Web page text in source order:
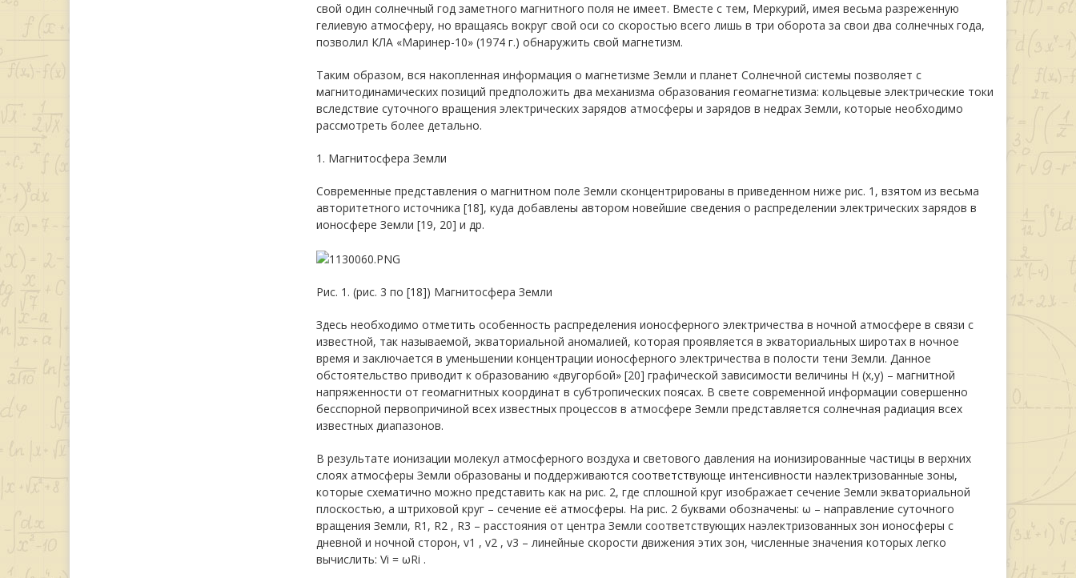
свой один солнечный год заметного магнитного поля не имеет. Вместе с тем, Меркурий, имея весьма разреженную
гелиевую атмосферу, но вращаясь вокруг свой оси со скоростью всего лишь в три оборота за свои два солнечных года,
позволил КЛА «Маринер-10» (1974 г.) обнаружить свой магнетизм.
Таким образом, вся накопленная информация о магнетизме Земли и планет Солнечной системы позволяет с
магнитодинамических позиций предположить два механизма образования геомагнетизма: кольцевые электрические токи
вследствие суточного вращения электрических зарядов атмосферы и зарядов в недрах Земли, которые необходимо
рассмотреть более детально.
1. Магнитосфера Земли
Современные представления о магнитном поле Земли сконцентрированы в приведенном ниже рис. 1, взятом из весьма
авторитетного источника [18], куда добавлены автором новейшие сведения о распределении электрических зарядов в
ионосфере Земли [19, 20] и др.
Рис. 1. (рис. 3 по [18]) Магнитосфера Земли
Здесь необходимо отметить особенность распределения ионосферного электричества в ночной атмосфере в связи с
известной, так называемой, экваториальной аномалией, которая проявляется в экваториальных широтах в ночное
время и заключается в уменьшении концентрации ионосферного электричества в полости тени Земли. Данное
обстоятельство приводит к образованию «двугорбой» [20] графической зависимости величины H (х,у) – магнитной
напряженности от геомагнитных координат в субтропических поясах. В свете современной информации совершенно
бесспорной первопричиной всех известных процессов в атмосфере Земли представляется солнечная радиация всех
известных диапазонов.
В результате ионизации молекул атмосферного воздуха и светового давления на ионизированные частицы в верхних
слоях атмосферы Земли образованы и поддерживаются соответствующе интенсивности наэлектризованные зоны,
которые схематично можно представить как на рис. 2, где сплошной круг изображает сечение Земли экваториальной
плоскостью, а штриховой круг – сечение её атмосферы. На рис. 2 буквами обозначены: ω – направление суточного
вращения Земли, R1, R2 , R3 – расстояния от центра Земли соответствующих наэлектризованных зон ионосферы с
дневной и ночной сторон, v1 , v2 , v3 – линейные скорости движения этих зон, численные значения которых легко
вычислить: Vi = ωRi .